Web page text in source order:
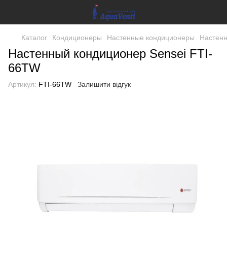
Каталог Кондиционеры Настенные кондиционеры
Настенный кондиционер Sensei FTI-
66TW
Артикул: FTI-66TW Залишити відгук